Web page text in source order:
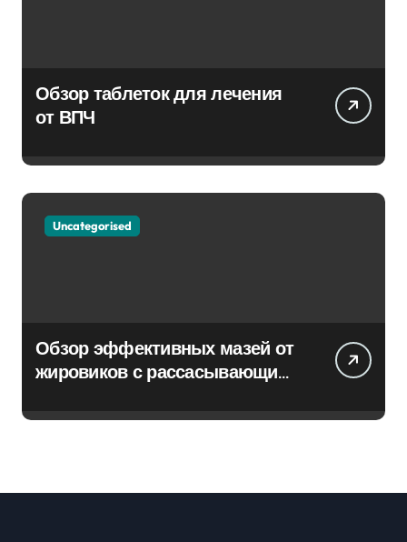
Обзор таблеток для лечения
от ВПЧ
Uncategorised
Обзор эффективных мазей от
жировиков с рассасывающим